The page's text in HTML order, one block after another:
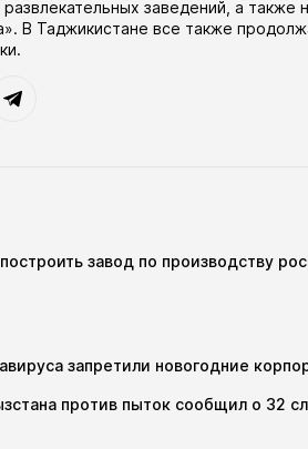
заведений, а также
В Таджикистане все также
завод по производству
запретили новогодние
против пыток сообщил о 32